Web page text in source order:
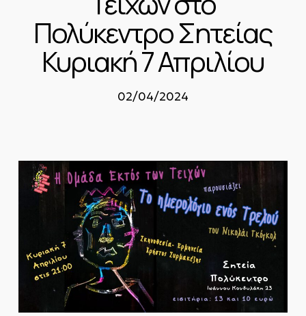
Πολύκεντρο Σητείας
Κυριακή 7 Απριλίου
02/04/2024